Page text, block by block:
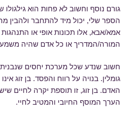
גורם נוסף וחשוב לא פחות הוא
הספר שלי, יכול מיד להתחבר ולהבין
אמא/אבא, אלו תכונות אופי או התנהגות
המורה/המדריך או כל אדם שהיה
חשוב שנדע שכל מערכת יחסים
גומלין. בנויה על רווח והפסד. בן זוג
האדם. בן זוג, זו תוספת יקרה לחיים
הערך המוסף החיובי והמטיב לחיי.